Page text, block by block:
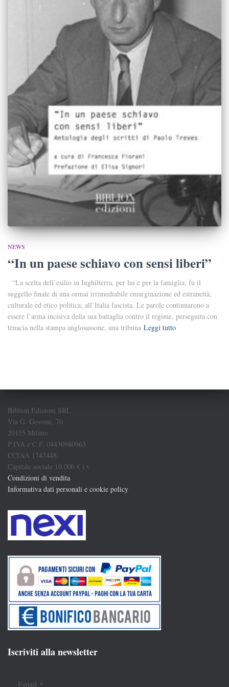
NEWS
“In un paese schiavo con sensi liberi”
“La scelta dell’esilio in Inghilterra, per lui e per la famiglia, fu il
suggello finale di una ormai irrimediabile emarginazione ed estraneità,
culturale ed etico politica, all’Italia fascista. Le parole continuarono a
essere l’arma incisiva della sua battaglia contro il regime, perseguita con
tenacia nella stampa anglosassone, una tribuna Leggi tutto
Biblion Edizioni SRL
Via G. Govone, 70
20155 Milano
P.IVA e C.F. 04430980963
CCIAA 1747448
Capitale sociale 10.000 € i.v.
Condizioni di vendita
Informativa dati personali e cookie policy
Iscriviti alla newsletter
Email *